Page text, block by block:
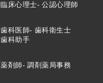
臨床心理士
公認心理師
歯科医師
歯科衛生士
歯科助手
薬剤師 調剤薬局事務